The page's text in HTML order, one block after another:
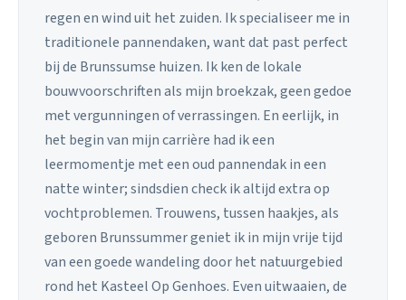
regen en wind uit het zuiden. Ik specialiseer me in
traditionele pannendaken, want dat past perfect
bij de Brunssumse huizen. Ik ken de lokale
bouwvoorschriften als mijn broekzak, geen gedoe
met vergunningen of verrassingen. En eerlijk, in
het begin van mijn carrière had ik een
leermomentje met een oud pannendak in een
natte winter; sindsdien check ik altijd extra op
vochtproblemen. Trouwens, tussen haakjes, als
geboren Brunssummer geniet ik in mijn vrije tijd
van een goede wandeling door het natuurgebied
rond het Kasteel Op Genhoes. Even uitwaaien, de